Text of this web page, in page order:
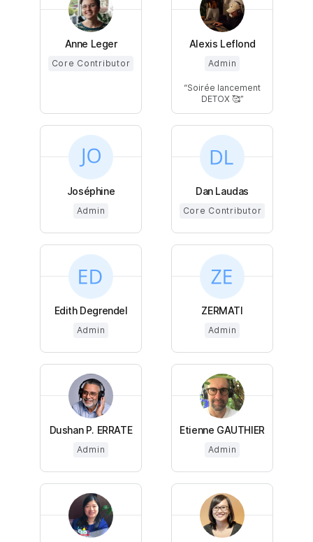
Anne Leger
Core Contributor
Alexis Leflond
Admin
Soirée lancement
DETOX 🥰
Joséphine
Admin
Dan Laudas
Core Contributor
Edith Degrendel
Admin
ZERMATI
Admin
Dushan P. ERRATE
Admin
Etienne GAUTHIER
Admin